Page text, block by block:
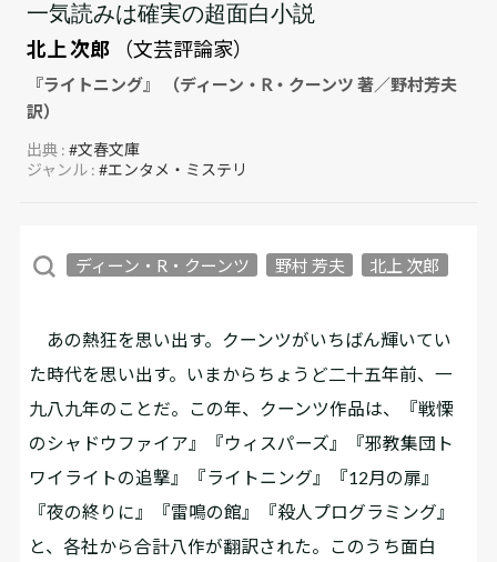
一気読みは確実の超面白小説
北上 次郎
（文芸評論家）
『ライトニング』 （ディーン・R・クーンツ 著／野村芳夫
訳）
出典 :#文春文庫
ジャンル :#エンタメ・ミステリ
ディーン・R・クーンツ 野村 芳夫 北上 次郎
あの熱狂を思い出す。クーンツがいちばん輝いてい
た時代を思い出す。いまからちょうど二十五年前、一
九八九年のことだ。この年、クーンツ作品は、『戦慄
のシャドウファイア』『ウィスパーズ』『邪教集団ト
ワイライトの追撃』『ライトニング』『12月の扉』
『夜の終りに』『雷鳴の館』『殺人プログラミング』
と、各社から合計八作が翻訳された。このうち面白